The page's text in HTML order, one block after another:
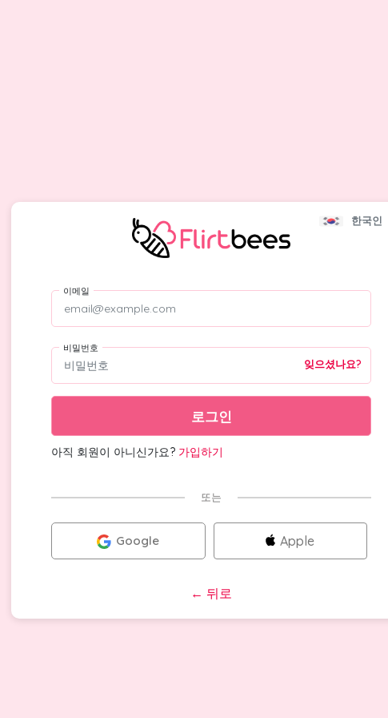
한국인
이메일
비밀번호
잊으셨나요?
로그인
아직 회원이 아니신가요? 가입하기
또는
Google Apple
← 뒤로